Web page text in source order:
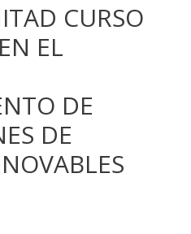
CURSO
EL
DE
DE